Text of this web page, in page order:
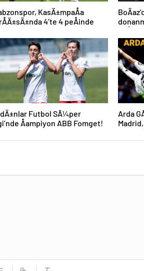
KasÄ±mpaÅa
4’te 4 peÅinde
Futbol SÃ¼per
Åampiyon ABB Fomget!
Arda